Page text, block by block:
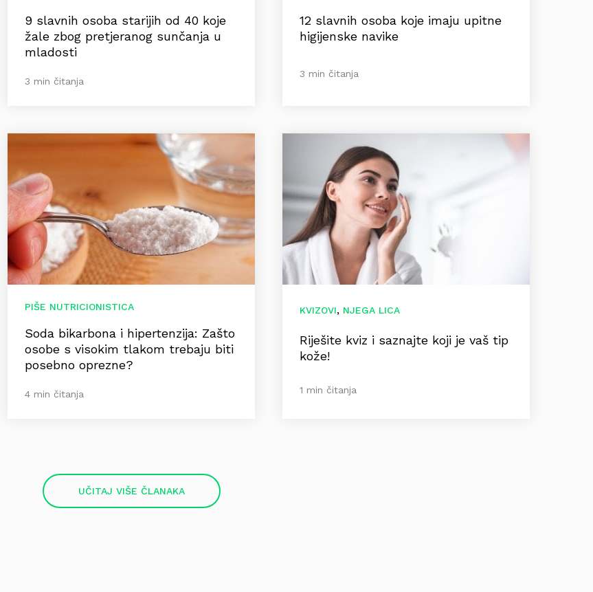
9 slavnih osoba starijih od 40 koje
žale zbog pretjeranog sunčanja u
mladosti
3 min čitanja
12 slavnih osoba koje imaju upitne
higijenske navike
3 min čitanja
PIŠE NUTRICIONISTICA
Soda bikarbona i hipertenzija: Zašto
osobe s visokim tlakom trebaju biti
posebno oprezne?
4 min čitanja
KVIZOVI, NJEGA LICA
Riješite kviz i saznajte koji je vaš tip
kože!
1 min čitanja
UČITAJ VIŠE ČLANAKA